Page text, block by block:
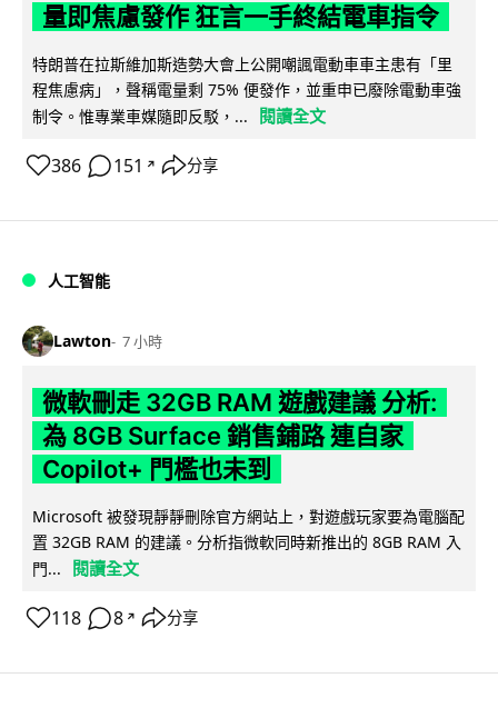
量即焦慮發作 狂言一手終結電車指令
特朗普在拉斯維加斯造勢大會上公開嘲諷電動車車主患有「里
程焦慮病」，聲稱電量剩 75% 便發作，並重申已廢除電動車強
制令。惟專業車媒隨即反駁，...
閱讀全文
386 151 ↗ 分享
人工智能
Lawton 7 小時
微軟刪走 32GB RAM 遊戲建議 分析:
為 8GB Surface 銷售鋪路 連自家
Copilot+ 門檻也未到
Microsoft 被發現靜靜刪除官方網站上，對遊戲玩家要為電腦配
置 32GB RAM 的建議。分析指微軟同時新推出的 8GB RAM 入
門...
閱讀全文
118 8 ↗ 分享